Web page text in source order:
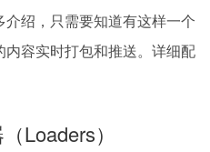
绍，只需要知道有这样一个
容实时打包和推送。详细配
Loaders）